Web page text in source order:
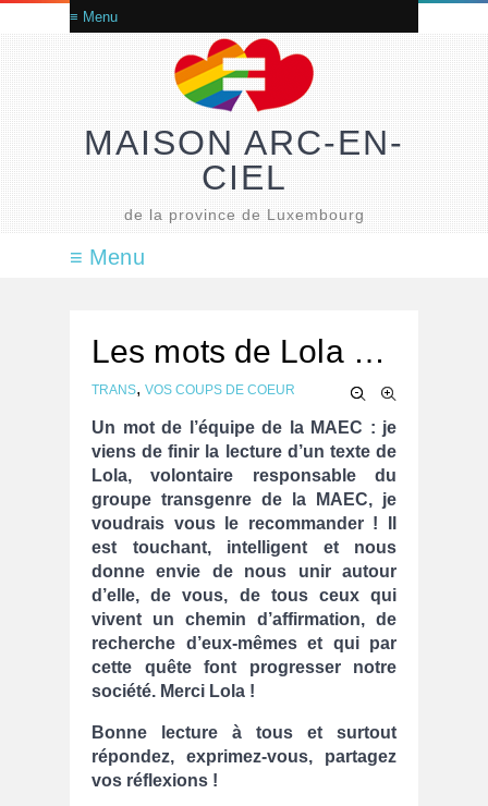
MAISON ARC-EN-
CIEL
de la province de Luxembourg
Les mots de Lola …
TRANS, VOS COUPS DE COEUR
Un mot de l’équipe de la MAEC : je
viens de finir la lecture d’un texte de
Lola, volontaire responsable du
groupe transgenre de la MAEC, je
voudrais vous le recommander ! Il
est touchant, intelligent et nous
donne envie de nous unir autour
d’elle, de vous, de tous ceux qui
vivent un chemin d’affirmation, de
recherche d’eux-mêmes et qui par
cette quête font progresser notre
société. Merci Lola !
Bonne lecture à tous et surtout
répondez, exprimez-vous, partagez
vos réflexions !